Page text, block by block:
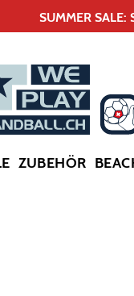
SUMMER SALE:
ZUBEHÖR